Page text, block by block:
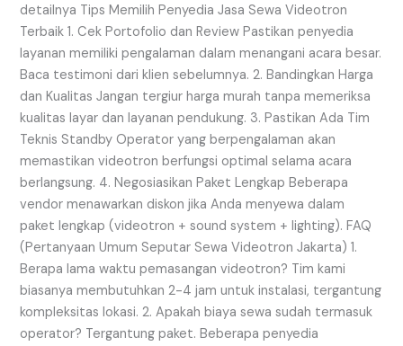
detailnya Tips Memilih Penyedia Jasa Sewa Videotron
Terbaik 1. Cek Portofolio dan Review Pastikan penyedia
layanan memiliki pengalaman dalam menangani acara besar.
Baca testimoni dari klien sebelumnya. 2. Bandingkan Harga
dan Kualitas Jangan tergiur harga murah tanpa memeriksa
kualitas layar dan layanan pendukung. 3. Pastikan Ada Tim
Teknis Standby Operator yang berpengalaman akan
memastikan videotron berfungsi optimal selama acara
berlangsung. 4. Negosiasikan Paket Lengkap Beberapa
vendor menawarkan diskon jika Anda menyewa dalam
paket lengkap (videotron + sound system + lighting). FAQ
(Pertanyaan Umum Seputar Sewa Videotron Jakarta) 1.
Berapa lama waktu pemasangan videotron? Tim kami
biasanya membutuhkan 2-4 jam untuk instalasi, tergantung
kompleksitas lokasi. 2. Apakah biaya sewa sudah termasuk
operator? Tergantung paket. Beberapa penyedia